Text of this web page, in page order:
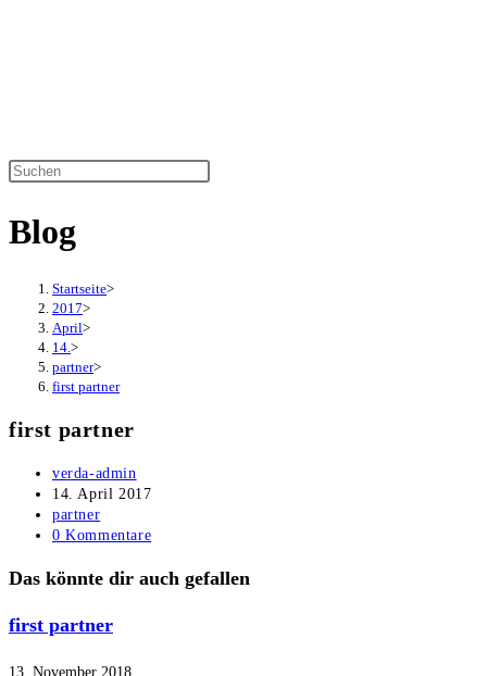
Diese
durchsuchen
Blog
Startseite>
2017>
April>
14. >
partner>
first partner
first partner
Beitrags-
Autor:
verda-admin
Beitrag
veröffentlicht:
14. April 2017
Beitrags-
Kategorie:
partner
Beitrags-
0 Kommentare
Das könnte dir auch gefallen
first partner
13. November 2018